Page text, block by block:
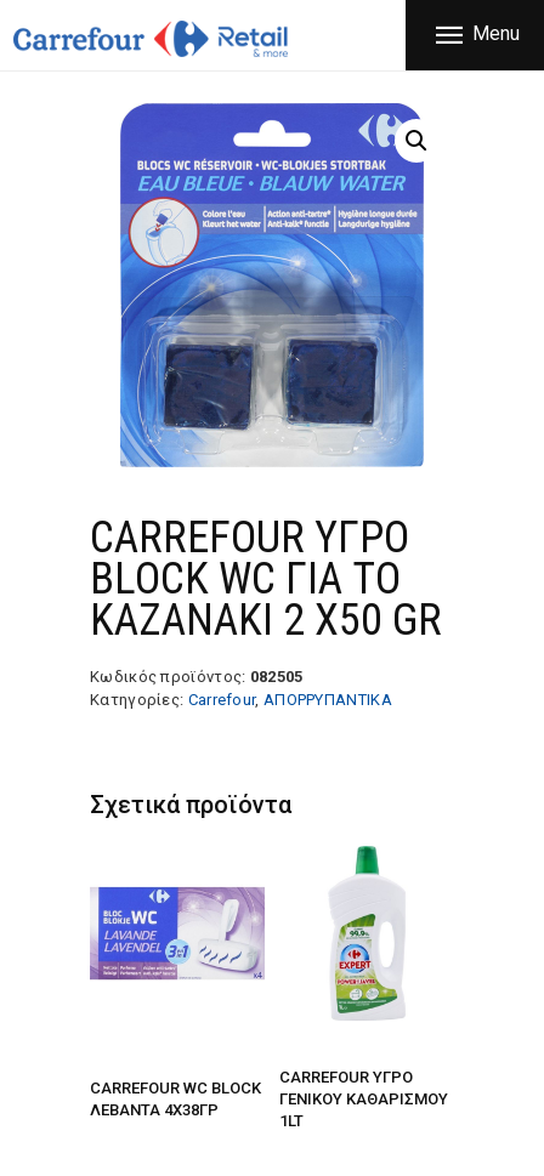
Menu
CARREFOUR
ΕΤΑΙΡΕΙΑ
ΠΡΟΪΟΝΤΑ
ΚΑΤΑΣΤΗΜΑΤΑ
ΠΡΟΣΦΟΡΕΣ
FRANCHISE
ΝΕΑ
ΕΠΙΚΟΙΝΩΝΙΑ
CARREFOUR ΥΓΡO
ΒLOCK WC ΓΙΑ ΤΟ
ΚΑΖΑΝΑΚΙ 2 X50 GR
Κωδικός προϊόντος: 082505
Κατηγορίες: Carrefour, ΑΠΟΡΡΥΠΑΝΤΙΚΑ
Σχετικά προϊόντα
CARREFOUR WC BLOCK
ΛΕΒΑΝΤΑ 4Χ38ΓΡ
CARREFOUR ΥΓΡΟ
ΓΕΝΙΚΟΥ ΚΑΘΑΡΙΣΜΟΥ
1LT